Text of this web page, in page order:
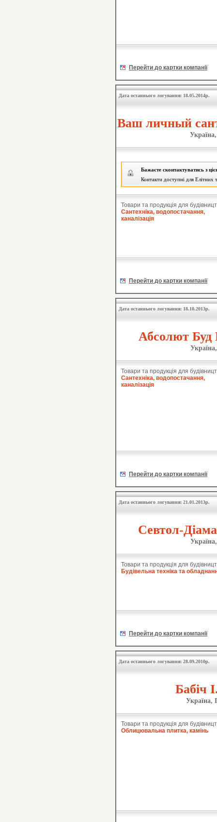
Перейти до картки компанії
Дата останнього логування: 18.05.2014р.
Ваш личный
Бажаєте сконтактуватись з
Контакти доступні для Елітних
Товари та продукція для
Сантехніка, водопостачання,
каналізація
Перейти до картки компанії
Дата останнього логування: 18.10.2013р.
Абсолют
Товари та продукція для
Сантехніка, водопостачання,
каналізація
Перейти до картки компанії
Дата останнього логування: 21.01.2013р.
Севтол-
Товари та продукція для
Будівельна техніка та
Перейти до картки компанії
Дата останнього логування: 28.09.2010р.
Україна,
Товари та продукція для
Облицювальна плитка, камінь